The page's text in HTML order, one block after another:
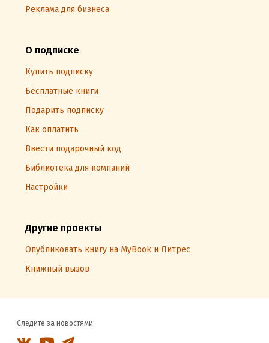
Реклама для бизнеса
О подписке
Купить подписку
Бесплатные книги
Подарить подписку
Как оплатить
Ввести подарочный код
Библиотека для компаний
Настройки
Другие проекты
Опубликовать книгу на MyBook и Литрес
Книжный вызов
Следите за новостями